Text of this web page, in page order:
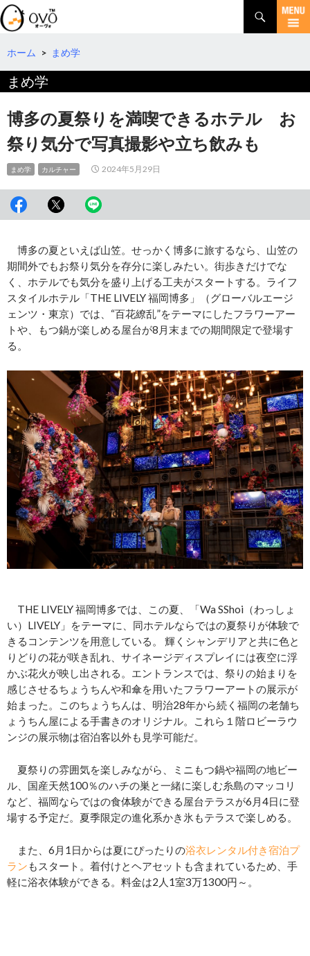
検
索
コ
テ
へ
ホーム > まめ学
まめ学
博多の夏祭りを満喫できるホテル お
祭り気分で写真撮影や立ち飲みも
まめ学 カルチャー 2024年5月29日
博多の夏といえば山笠。せっかく博多に旅するなら、山笠の
期間外でもお祭り気分を存分に楽しみたい。街歩きだけでな
く、ホテルでも気分を盛り上げる工夫がスタートする。ライフ
スタイルホテル「THE LIVELY 福岡博多」（グローバルエージ
ェンツ・東京）では、“百花繚乱”をテーマにしたフラワーアー
トや、もつ鍋が楽しめる屋台が8月末までの期間限定で登場す
る。
THE LIVELY 福岡博多では、この夏、「Wa SShoi（わっしょ
い）LIVELY」をテーマに、同ホテルならではの夏祭りが体験で
きるコンテンツを用意している。 輝くシャンデリアと共に色と
りどりの花が咲き乱れ、サイネージディスプレイには夜空に浮
かぶ花火が映し出される。エントランスでは、祭りの始まりを
感じさせるちょうちんや和傘を用いたフラワーアートの展示が
始まった。このちょうちんは、明治28年から続く福岡の老舗ち
ょうちん屋による手書きのオリジナル。これら１階ロビーラウ
ンジの展示物は宿泊客以外も見学可能だ。
夏祭りの雰囲気を楽しみながら、ミニもつ鍋や福岡の地ビー
ル、国産天然100％のハチの巣と一緒に楽しむ糸島のマッコリ
など、福岡ならではの食体験ができる屋台テラスが6月4日に登
場する予定だ。夏季限定の進化系かき氷もテラスで楽しめる。
また、6月1日からは夏にぴったりの浴衣レンタル付き宿泊プ
ラン もスタート。着付けとヘアセットも含まれているため、手
軽に浴衣体験ができる。料金は2人1室3万1300円～。